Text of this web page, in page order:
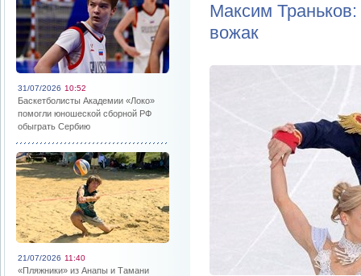
31/07/2026 10:52
Баскетболисты Академии «Локо»
помогли юношеской сборной РФ
обыграть Сербию
21/07/2026 11:40
«Пляжники» из Анапы и Тамани
Максим
вожак